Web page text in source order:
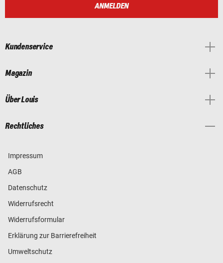
ANMELDEN
Kundenservice
Magazin
Über Louis
Rechtliches
Impressum
AGB
Datenschutz
Widerrufsrecht
Widerrufsformular
Erklärung zur Barrierefreiheit
Umweltschutz